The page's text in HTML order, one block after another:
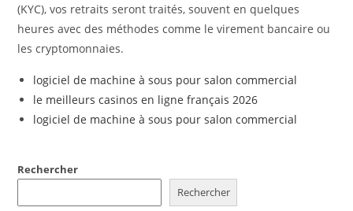
(KYC), vos retraits seront traités, souvent en quelques
heures avec des méthodes comme le virement bancaire ou
les cryptomonnaies.
logiciel de machine à sous pour salon commercial
le meilleurs casinos en ligne français 2026
logiciel de machine à sous pour salon commercial
Rechercher
Rechercher